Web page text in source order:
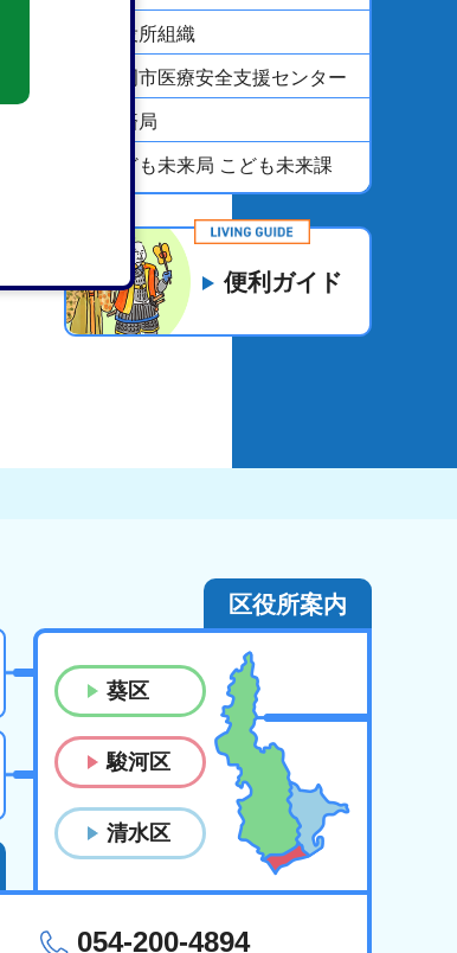
市役所組織
静岡市医療安全支援センター
経済局
こども未来局 こども未来課
便利ガイド
区役所案内
葵区
駿河区
清水区
054-200-4894